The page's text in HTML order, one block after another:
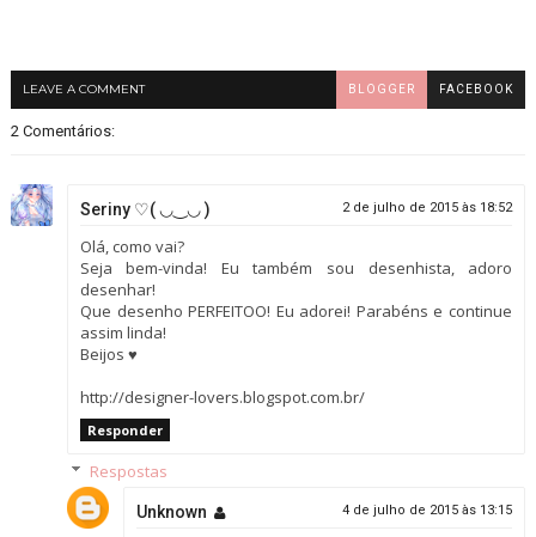
LEAVE A COMMENT BLOGGER FACEBOOK
2 Comentários:
Seriny ♡( ◡‿◡ ) 2 de julho de 2015 às 18:52
Olá, como vai?
Seja bem-vinda! Eu também sou desenhista, adoro
desenhar!
Que desenho PERFEITOO! Eu adorei! Parabéns e continue
assim linda!
Beijos ♥
http://designer-lovers.blogspot.com.br/
Responder
Respostas
Unknown 4 de julho de 2015 às 13:15